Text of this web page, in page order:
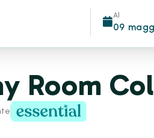
Al
09
Room